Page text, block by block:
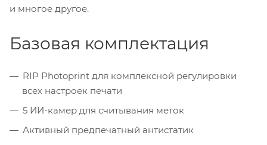
и многое другое.
Базовая комплектация
RIP Photoprint для комплексной регулировки
всех настроек печати
5 ИИ-камер для считывания меток
Активный предпечатный антистатик